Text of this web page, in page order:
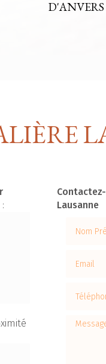
D'ANVERS
Lausanne
Message